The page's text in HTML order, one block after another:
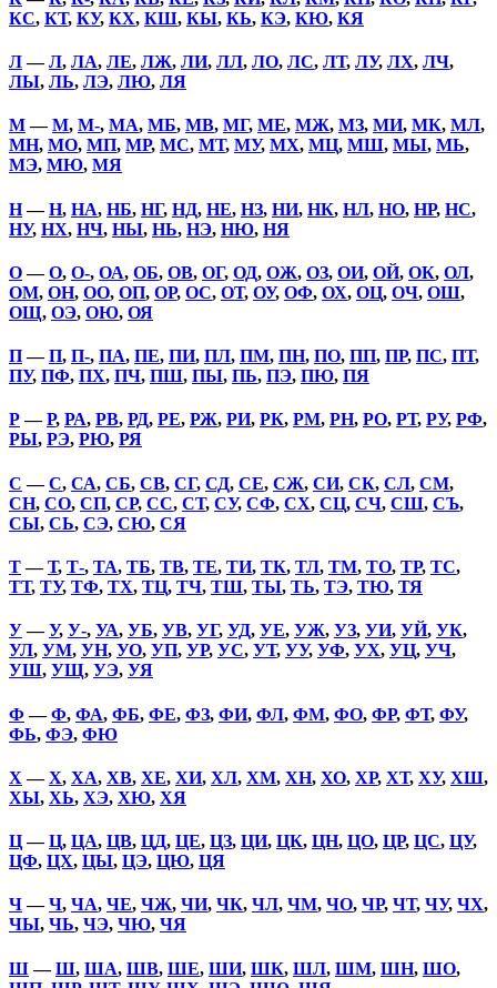
КС, КТ, КУ, КХ, КШ, КЫ, КЬ, КЭ, КЮ, КЯ
Л—Л, ЛА, ЛЕ, ЛЖ, ЛИ, ЛЛ, ЛО, ЛС, ЛТ, ЛУ, ЛХ, ЛЧ,
ЛЫ, ЛЬ, ЛЭ, ЛЮ, ЛЯ
М—М, М-, МА, МБ, МВ, МГ, МЕ, МЖ, МЗ, МИ, МК, МЛ,
МН, МО, МП, МР, МС, МТ, МУ, МХ, МЦ, МШ, МЫ, МЬ,
МЭ, МЮ, МЯ
Н—Н, НА, НБ, НГ, НД, НЕ, НЗ, НИ, НК, НЛ, НО, НР, НС,
НУ, НХ, НЧ, НЫ, НЬ, НЭ, НЮ, НЯ
О—О, О-, ОА, ОБ, ОВ, ОГ, ОД, ОЖ, ОЗ, ОИ, ОЙ, ОК, ОЛ,
ОМ, ОН, ОО, ОП, ОР, ОС, ОТ, ОУ, ОФ, ОХ, ОЦ, ОЧ, ОШ,
ОЩ, ОЭ, ОЮ, ОЯ
П—П, П-, ПА, ПЕ, ПИ, ПЛ, ПМ, ПН, ПО, ПП, ПР, ПС, ПТ,
ПУ, ПФ, ПХ, ПЧ, ПШ, ПЫ, ПЬ, ПЭ, ПЮ, ПЯ
Р—Р, РА, РВ, РД, РЕ, РЖ, РИ, РК, РМ, РН, РО, РТ, РУ, РФ,
РЫ, РЭ, РЮ, РЯ
С —С, СА, СБ, СВ, СГ, СД, СЕ, СЖ, СИ, СК, СЛ, СМ,
СН, СО, СП, СР, СС, СТ, СУ, СФ, СХ, СЦ, СЧ, СШ, СЪ,
СЫ, СЬ, СЭ, СЮ, СЯ
Т—Т, Т-, ТА, ТБ, ТВ, ТЕ, ТИ, ТК, ТЛ, ТМ, ТО, ТР, ТС,
ТТ, ТУ, ТФ, ТХ, ТЦ, ТЧ, ТШ, ТЫ, ТЬ, ТЭ, ТЮ, ТЯ
У—У, У-, УА, УБ, УВ, УГ, УД, УЕ, УЖ, УЗ, УИ, УЙ, УК,
УЛ, УМ, УН, УО, УП, УР, УС, УТ, УУ, УФ, УХ, УЦ, УЧ,
УШ, УЩ, УЭ, УЯ
Ф —Ф, ФА, ФБ, ФЕ, ФЗ, ФИ, ФЛ, ФМ, ФО, ФР, ФТ, ФУ,
ФЬ, ФЭ, ФЮ
Х —Х, ХА, ХВ, ХЕ, ХИ, ХЛ, ХМ, ХН, ХО, ХР, ХТ, ХУ, ХШ,
ХЫ, ХЬ, ХЭ, ХЮ, ХЯ
Ц—Ц, ЦА, ЦВ, ЦД, ЦЕ, ЦЗ, ЦИ, ЦК, ЦН, ЦО, ЦР, ЦС, ЦУ,
ЦФ, ЦХ, ЦЫ, ЦЭ, ЦЮ, ЦЯ
Ч—Ч, ЧА, ЧЕ, ЧЖ, ЧИ, ЧК, ЧЛ, ЧМ, ЧО, ЧР, ЧТ, ЧУ, ЧХ,
ЧЫ, ЧЬ, ЧЭ, ЧЮ, ЧЯ
Ш—Ш, ША, ШВ, ШЕ, ШИ, ШК, ШЛ, ШМ, ШН, ШО,